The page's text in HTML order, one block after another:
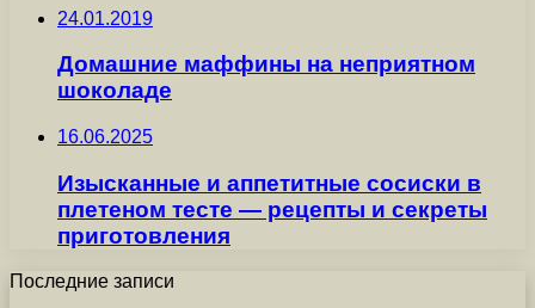
24.01.2019
Домашние маффины на неприятном
шоколаде
16.06.2025
Изысканные и аппетитные сосиски в
плетеном тесте — рецепты и секреты
приготовления
Последние записи